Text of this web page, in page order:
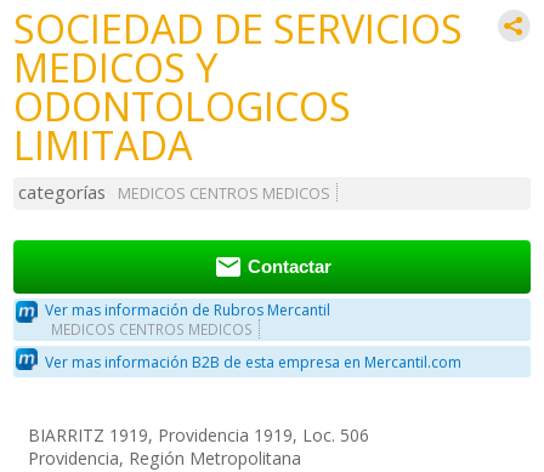
SOCIEDAD DE SERVICIOS
MEDICOS Y
ODONTOLOGICOS
LIMITADA
categorías MEDICOS CENTROS MEDICOS
 Contactar
Ver mas información de Rubros Mercantil
MEDICOS CENTROS MEDICOS
Ver mas información B2B de esta empresa en Mercantil.com
BIARRITZ 1919, Providencia 1919, Loc. 506
Providencia, Región Metropolitana